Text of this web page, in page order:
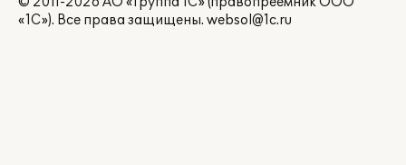
«1С»). Все права защищены. websol@1c.ru